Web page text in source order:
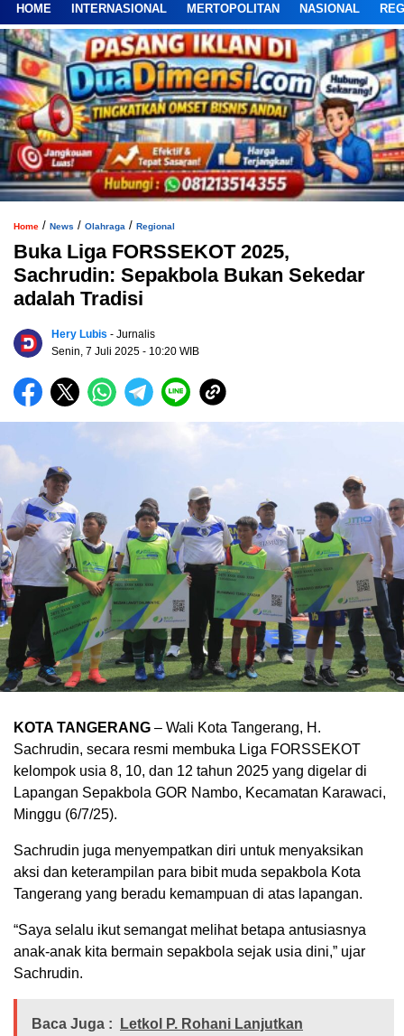
HOME INTERNASIONAL MERTOPOLITAN NASIONAL
Home / News / Olahraga / Regional
Buka Liga FORSSEKOT 2025,
Sachrudin: Sepakbola Bukan Sekedar
adalah Tradisi
Hery Lubis - Jurnalis
Senin, 7 Juli 2025 - 10:20 WIB
KOTA TANGERANG – Wali Kota Tangerang, H.
Sachrudin, secara resmi membuka Liga FORSSEKOT
kelompok usia 8, 10, dan 12 tahun 2025 yang digelar di
Lapangan Sepakbola GOR Nambo, Kecamatan Karawaci,
Minggu (6/7/25).
Sachrudin juga menyempatkan diri untuk menyaksikan
aksi dan keterampilan para bibit muda sepakbola Kota
Tangerang yang beradu kemampuan di atas lapangan.
“Saya selalu ikut semangat melihat betapa antusiasnya
anak-anak kita bermain sepakbola sejak usia dini,” ujar
Sachrudin.
Baca Juga :
Letkol P. Rohani Lanjutkan